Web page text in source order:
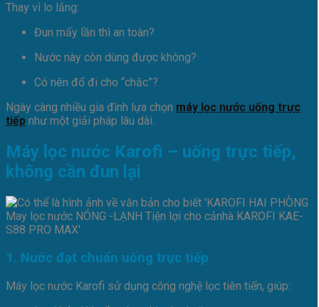
Thay vì lo lắng:
Đun mấy lần thì an toàn?
Nước này còn dùng được không?
Có nên đổ đi cho “chắc”?
Ngày càng nhiều gia đình lựa chọn máy lọc nước uống trực
tiếp như một giải pháp lâu dài.
Máy lọc nước Karofi – uống trực tiếp,
không cần đun lại
1. Nước đạt chuẩn uống trực tiếp
Máy lọc nước Karofi sử dụng công nghệ lọc tiên tiến, giúp: